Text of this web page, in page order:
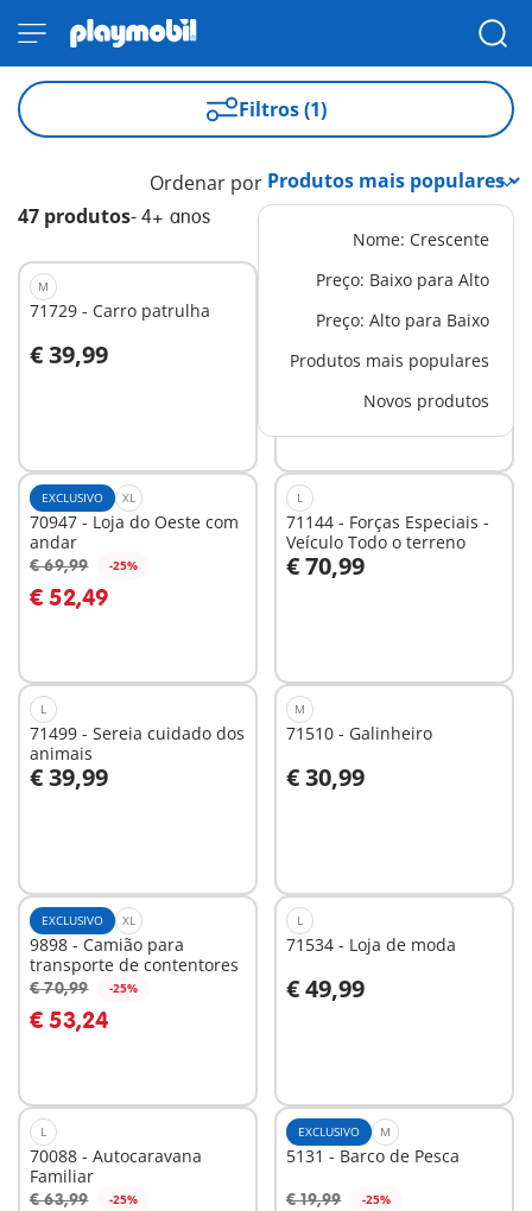
Filtros (1)
47 produtos- 4+ anos
Ordenar por
Nome: Crescente
Preço: Baixo para Alto
Preço: Alto para Baixo
Produtos mais populares
Novos produtos
M
71729 - Carro patrulha
€ 39,99
Ao carrinho
EXCLUSIVO M
4318 - Garagem
€ 29,99
Ao carrinho
EXCLUSIVO XL
70947 - Loja do Oeste com
andar
€ 69,99 -25%
€ 52,49
Ao carrinho
L
71144 - Forças Especiais -
Veículo Todo o terreno
€ 70,99
Ao carrinho
L
71499 - Sereia cuidado dos
animais
€ 39,99
Ao carrinho
M
71510 - Galinheiro
€ 30,99
Ao carrinho
EXCLUSIVO XL
9898 - Camião para
transporte de contentores
€ 70,99 -25%
€ 53,24
Ao carrinho
L
71534 - Loja de moda
€ 49,99
Ao carrinho
L
70088 - Autocaravana
Familiar
€ 63,99 -25%
EXCLUSIVO M
5131 - Barco de Pesca
€ 19,99 -25%